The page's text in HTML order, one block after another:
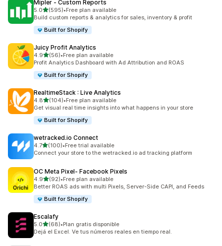
Mipler ‑ Custom Reports
5.0เต็ม 5 ดาว
(595)
ทั้งหมด 595 รีวิว
•Free plan available
Build custom reports & analytics for sales, inventory & profit
Built for Shopify
Juicy Profit Analytics
4.9เต็ม 5 ดาว
(56)
ทั้งหมด 56 รีวิว
•Free plan available
Profit Analytics Dashboard with Ad Attribution and ROAS
Built for Shopify
RealtimeStack : Live Analytics
4.8เต็ม 5 ดาว
(104)
ทั้งหมด 104 รีวิว
•Free plan available
Get visual real time insights into what happens in your store
Built for Shopify
wetracked.io Connect
4.7เต็ม 5 ดาว
(100)
ทั้งหมด 100 รีวิว
•Free trial available
Connect your store to the wetracked.io ad tracking platform
OC Meta Pixel‑ Facebook Pixels
4.9เต็ม 5 ดาว
(92)
ทั้งหมด 92 รีวิว
•Free plan available
Better ROAS ads with multi Pixels, Server-Side CAPI, and Feeds
Built for Shopify
Escalafy
5.0เต็ม 5 ดาว
(68)
ทั้งหมด 68 รีวิว
•Plan gratis disponible
Dejá el Excel. Ve tus números reales en tiempo real.